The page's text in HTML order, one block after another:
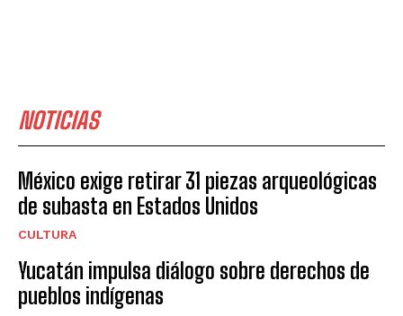
NOTICIAS
México exige retirar 31 piezas arqueológicas
de subasta en Estados Unidos
CULTURA
Yucatán impulsa diálogo sobre derechos de
pueblos indígenas